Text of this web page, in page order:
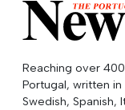
Reaching over
Portugal, written in
Swedish, Spanish,